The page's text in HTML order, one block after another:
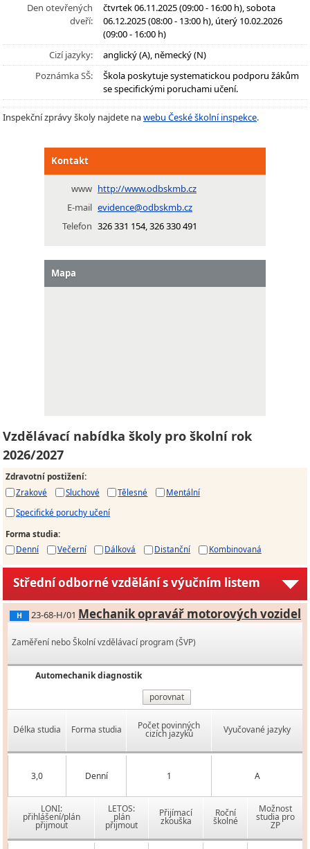
Den otevřených
dveří:
čtvrtek 06.11.2025 (09:00 - 16:00 h), sobota
06.12.2025 (08:00 - 13:00 h), úterý 10.02.2026
(09:00 - 16:00 h)
Cizí jazyky:
anglický (A), německý (N)
Poznámka SŠ:
Škola poskytuje systematickou podporu žákům
se specifickými poruchami učení.
Inspekční zprávy školy najdete nawebu České školní inspekce.
Kontakt
www http://www.odbskmb.cz
E-mail evidence@odbskmb.cz
Telefon 326 331 154, 326 330 491
Mapa
Vzdělávací nabídka školy pro školní rok
2026/2027
Zdravotní postižení:
Zrakové
Sluchové Tělesné
Mentální
Specifické poruchy učení
Forma studia:
Denní
Večerní Dálková Distanční Kombinovaná
Střední odborné vzdělání s výučním listem
H 23-68-H/01 Mechanik opravář motorových vozidel
Zaměření nebo Školní vzdělávací program (ŠVP)
Automechanik diagnostik
porovnat
Délka studia Forma studia Počet povinných
cizích jazyků Vyučované jazyky
3,0 Denní 1 A
LONI:
přihlášení/plán
přijmout
LETOS:
plán
přijmout
Přijímací
zkouška
Roční
školné
Možnost
studia pro
ZP